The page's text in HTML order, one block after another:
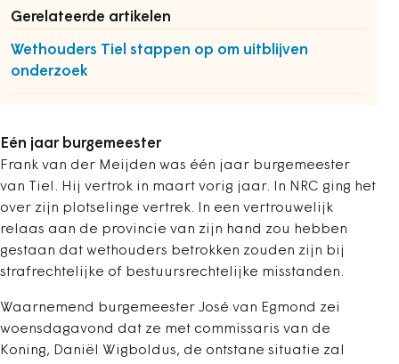
Gerelateerde artikelen
Wethouders Tiel stappen op om uitblijven
onderzoek
Eén jaar burgemeester
Frank van der Meijden was één jaar burgemeester
van Tiel. Hij vertrok in maart vorig jaar. In NRC ging het
over zijn plotselinge vertrek. In een vertrouwelijk
relaas aan de provincie van zijn hand zou hebben
gestaan dat wethouders betrokken zouden zijn bij
strafrechtelijke of bestuursrechtelijke misstanden.
Waarnemend burgemeester José van Egmond zei
woensdagavond dat ze met commissaris van de
Koning, Daniël Wigboldus, de ontstane situatie zal